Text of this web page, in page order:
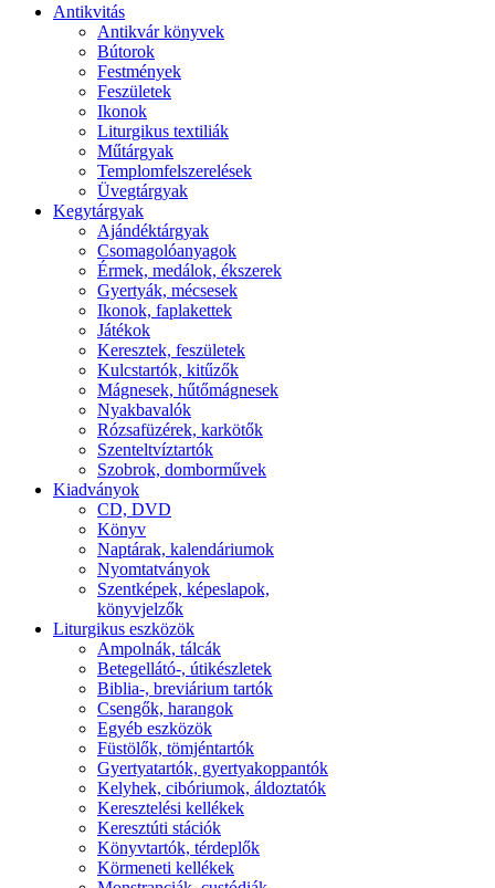
Antikvitás
Antikvár könyvek
Bútorok
Festmények
Feszületek
Ikonok
Liturgikus textiliák
Műtárgyak
Templomfelszerelések
Üvegtárgyak
Kegytárgyak
Ajándéktárgyak
Csomagolóanyagok
Érmek, medálok, ékszerek
Gyertyák, mécsesek
Ikonok, faplakettek
Játékok
Keresztek, feszületek
Kulcstartók, kitűzők
Mágnesek, hűtőmágnesek
Nyakbavalók
Rózsafüzérek, karkötők
Szenteltvíztartók
Szobrok, domborművek
Kiadványok
CD, DVD
Könyv
Naptárak, kalendáriumok
Nyomtatványok
Szentképek, képeslapok,
könyvjelzők
Liturgikus eszközök
Ampolnák, tálcák
Betegellátó-, útikészletek
Biblia-, breviárium tartók
Csengők, harangok
Egyéb eszközök
Füstölők, tömjéntartók
Gyertyatartók, gyertyakoppantók
Kelyhek, cibóriumok, áldoztatók
Keresztelési kellékek
Keresztúti stációk
Könyvtartók, térdeplők
Körmeneti kellékek